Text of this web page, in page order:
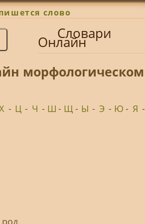
слово
Словари
Онлайн
морфологическом
- Ц - Ч - Ш - Щ - Ы - Э - Ю- Я -